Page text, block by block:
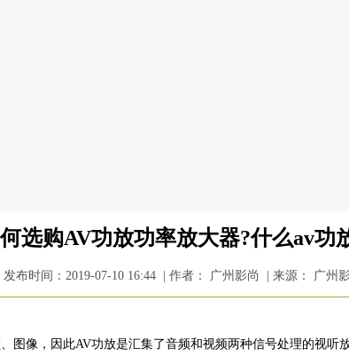
选购AV功放功率放大器?什么av功
发布时间：2019-07-10 16:44 | 作者： 广州影尚 | 来源： 广州
图像，因此AV功放是汇集了音频和视频两种信号处理的视